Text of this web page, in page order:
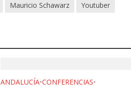
Mauricio Schawarz Youtuber
ANDALUCÍA•CONFERENCIAS•